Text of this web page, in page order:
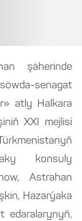
şäherinde
senagat
atly Halkara
XXI mejlisi
konsuly
Astrahan
Hazarýaka
edaralarynyň,